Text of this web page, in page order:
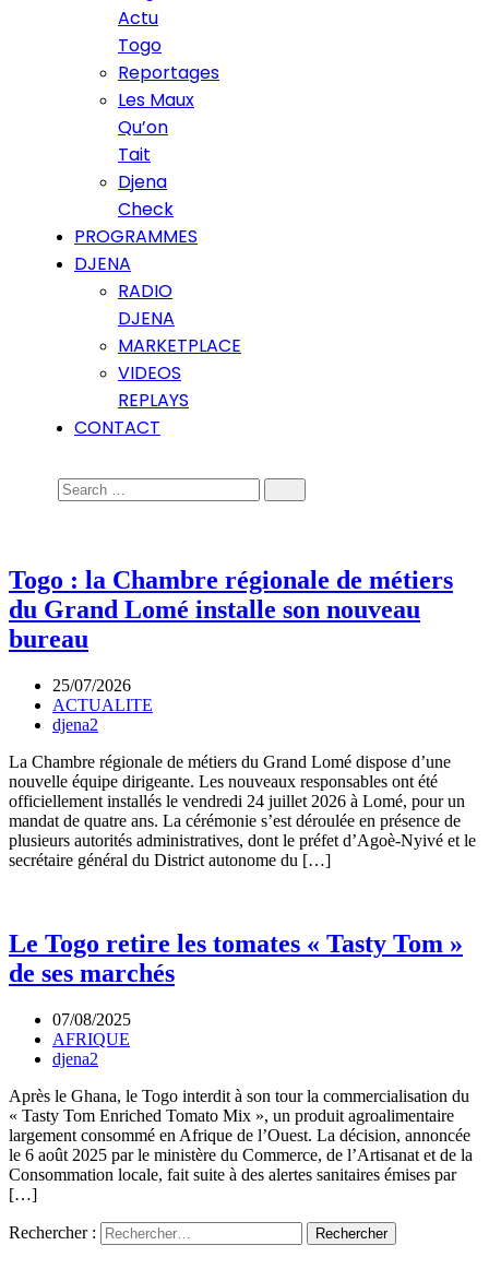
Actu
Togo
Reportages
Les Maux
Qu’on
Tait
Djena
Check
PROGRAMMES
DJENA
RADIO
DJENA
MARKETPLACE
VIDEOS
REPLAYS
CONTACT
Togo : la Chambre régionale de métiers
du Grand Lomé installe son nouveau
bureau
25/07/2026
ACTUALITE
djena2
La Chambre régionale de métiers du Grand Lomé dispose d’une
nouvelle équipe dirigeante. Les nouveaux responsables ont été
officiellement installés le vendredi 24 juillet 2026 à Lomé, pour un
mandat de quatre ans. La cérémonie s’est déroulée en présence de
plusieurs autorités administratives, dont le préfet d’Agoè-Nyivé et le
secrétaire général du District autonome du […]
Le Togo retire les tomates « Tasty Tom »
de ses marchés
07/08/2025
AFRIQUE
djena2
Après le Ghana, le Togo interdit à son tour la commercialisation du
« Tasty Tom Enriched Tomato Mix », un produit agroalimentaire
largement consommé en Afrique de l’Ouest. La décision, annoncée
le 6 août 2025 par le ministère du Commerce, de l’Artisanat et de la
Consommation locale, fait suite à des alertes sanitaires émises par
[…]
Rechercher :